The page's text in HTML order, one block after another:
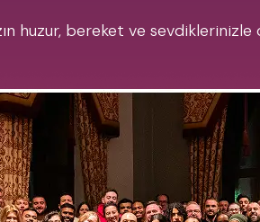
huzur, bereket ve